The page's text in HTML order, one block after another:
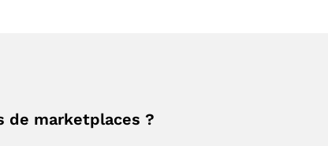
de marketplaces ?